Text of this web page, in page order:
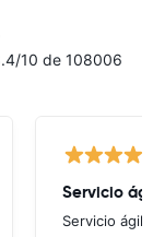
10 de 108006
Servicio
Servicio ágil